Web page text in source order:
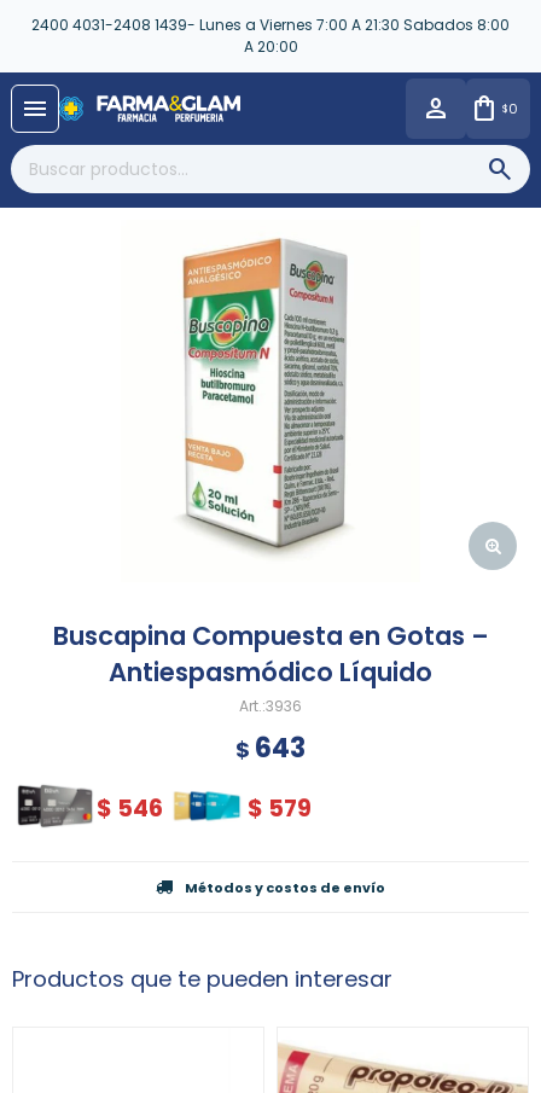
2400 4031-2408 1439- Lunes a Viernes 7:00 A 21:30 Sabados 8:00
A 20:00
menu $0
Buscapina Compuesta en Gotas –
Antiespasmódico Líquido
3936
$ 643
$ 546 $ 579
Métodos y costos de envío
Productos que te pueden interesar